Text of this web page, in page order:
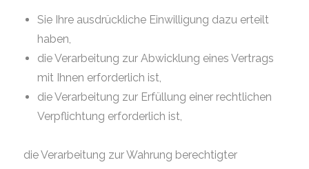
Sie Ihre ausdrückliche Einwilligung dazu erteilt
haben,
die Verarbeitung zur Abwicklung eines Vertrags
mit Ihnen erforderlich ist,
die Verarbeitung zur Erfüllung einer rechtlichen
Verpflichtung erforderlich ist,
die Verarbeitung zur Wahrung berechtigter